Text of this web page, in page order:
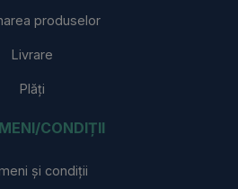
produselor
Livrare
Plăți
CONDIȚII
și condiții